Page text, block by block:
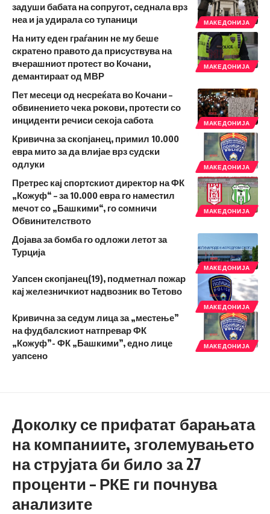
МАКЕДОНИЈА
задуши бабата на сопругот, седнала врз
неа и ја удирала со тупаници
МАКЕДОНИЈА
На ниту еден граѓанин не му беше
скратено правото да присуствува на
вчерашниот протест во Кочани,
демантираат од МВР
МАКЕДОНИЈА
Пет месеци од несреќата во Кочани –
обвинението чека рокови, протести со
инциденти речиси секоја сабота
МАКЕДОНИЈА
Кривична за скопјанец, примил 10.000
евра мито за да влијае врз судски
одлуки
МАКЕДОНИЈА
Претрес кај спортскиот директор на ФК
„Кожуф“ – за 10.000 евра го наместил
мечот со „Башкими“, го сомничи
Обвинителството
МАКЕДОНИЈА
Дојава за бомба го одложи летот за
Турција
МАКЕДОНИЈА
Уапсен скопјанец(19), подметнал пожар
кај железничкиот надвозник во Тетово
МАКЕДОНИЈА
Кривична за седум лица за „местење”
на фудбалскиот натпревар ФК
„Кожуф”- ФК „Башкими”, едно лице
уапсено
Доколку се прифатат барањата
на компаниите, зголемувањето
на струјата би било за 27
проценти – РКЕ ги почнува
анализите